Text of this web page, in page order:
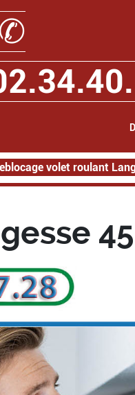
✆
volet roulant